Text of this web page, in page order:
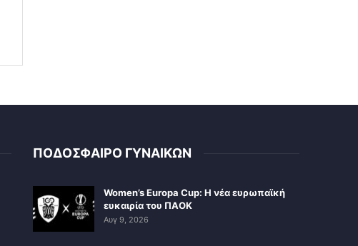
ΠΟΔΟΣΦΑΙΡΟ ΓΥΝΑΙΚΩΝ
Women’s Europa Cup: Η νέα ευρωπαϊκή
ευκαιρία του ΠΑΟΚ
Αυγ 9, 2026